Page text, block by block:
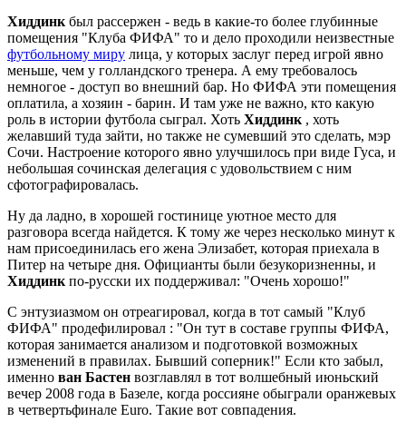
Хиддинкбыл рассержен - ведь в какие-то более глубинные
помещения "Клуба ФИФА" то и дело проходили неизвестные
футбольному миру лица, у которых заслуг перед игрой явно
меньше, чем у голландского тренера. А ему требовалось
немногое - доступ во внешний бар. Но ФИФА эти помещения
оплатила, а хозяин - барин. И там уже не важно, кто какую
роль в истории футбола сыграл. Хоть Хиддинк , хоть
желавший туда зайти, но также не сумевший это сделать, мэр
Сочи. Настроение которого явно улучшилось при виде Гуса, и
небольшая сочинская делегация с удовольствием с ним
сфотографировалась.
Ну да ладно, в хорошей гостинице уютное место для
разговора всегда найдется. К тому же через несколько минут к
нам присоединилась его жена Элизабет, которая приехала в
Питер на четыре дня. Официанты были безукоризненны, и
Хиддинкпо-русски их поддерживал: "Очень хорошо!"
С энтузиазмом он отреагировал, когда в тот самый "Клуб
ФИФА" продефилировал : "Он тут в составе группы ФИФА,
которая занимается анализом и подготовкой возможных
изменений в правилах. Бывший соперник!" Если кто забыл,
именно ван Бастен возглавлял в тот волшебный июньский
вечер 2008 года в Базеле, когда россияне обыграли оранжевых
в четвертьфинале Euro. Такие вот совпадения.